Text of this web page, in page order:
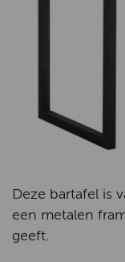
Deze bartafel is
een metalen
geeft.